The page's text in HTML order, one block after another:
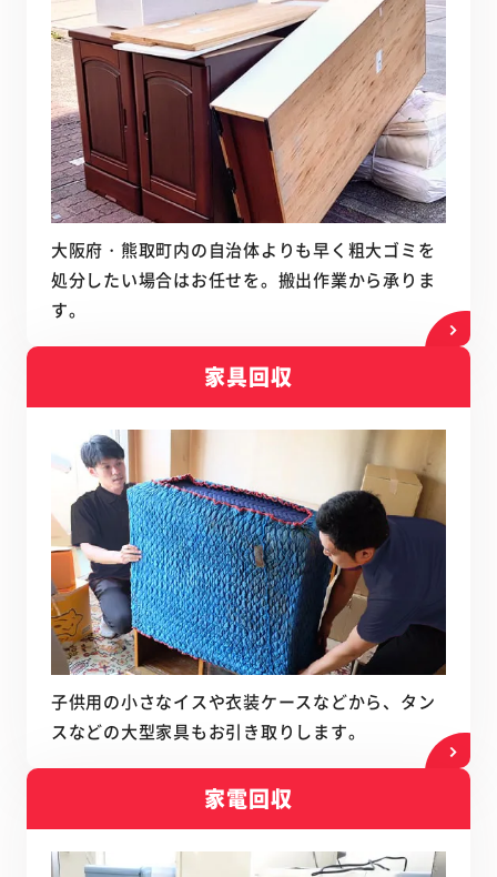
大阪府・熊取町内の自治体よりも早く粗大ゴミを
処分したい場合はお任せを。搬出作業から承りま
す。
家具回収
子供用の小さなイスや衣装ケースなどから、タン
スなどの大型家具もお引き取りします。
家電回収